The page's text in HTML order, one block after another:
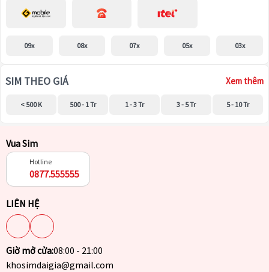
09x 08x 07x 05x 03x
SIM THEO GIÁ Xem thêm
< 500 K 500 - 1 Tr 1 - 3 Tr 3 - 5 Tr 5 - 10 Tr
Vua Sim
Hotline
0877.555555
LIÊN HỆ
Giờ mở cửa:08:00 - 21:00
khosimdaigia@gmail.com